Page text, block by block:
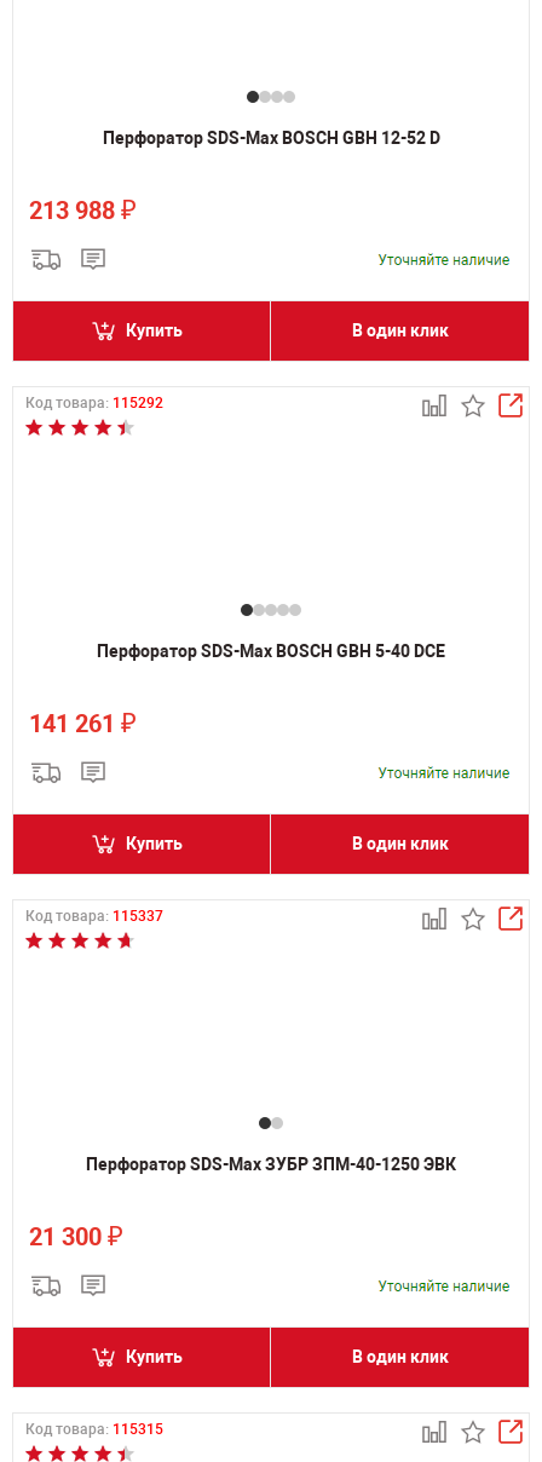
Перфоратор SDS-Max BOSCH GBH 12-52 D
213 988 ₽
Купить В один клик
Код товара: 115292
Перфоратор SDS-Max BOSCH GBH 5-40 DCE
141 261 ₽
Купить В один клик
Код товара: 115337
Перфоратор SDS-Max ЗУБР ЗПМ-40-1250 ЭВК
21 300 ₽
Купить В один клик
Код товара: 115315